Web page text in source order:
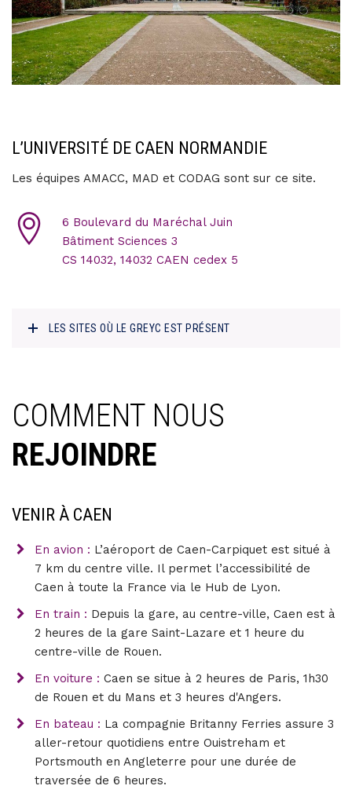
L’UNIVERSITÉ DE CAEN NORMANDIE
Les équipes AMACC, MAD et CODAG sont sur ce site.
6 Boulevard du Maréchal Juin
Bâtiment Sciences 3
CS 14032, 14032 CAEN cedex 5
LES SITES OÙ LE GREYC EST PRÉSENT
COMMENT NOUS
REJOINDRE
VENIR À CAEN
En avion : L’aéroport de Caen-Carpiquet est situé à
7 km du centre ville. Il permet l’accessibilité de
Caen à toute la France via le Hub de Lyon.
En train : Depuis la gare, au centre-ville, Caen est à
2 heures de la gare Saint-Lazare et 1 heure du
centre-ville de Rouen.
En voiture : Caen se situe à 2 heures de Paris, 1h30
de Rouen et du Mans et 3 heures d'Angers.
En bateau : La compagnie Britanny Ferries assure 3
aller-retour quotidiens entre Ouistreham et
Portsmouth en Angleterre pour une durée de
traversée de 6 heures.